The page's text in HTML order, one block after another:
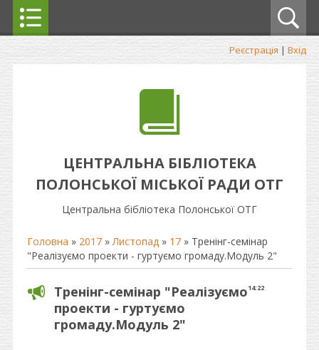
Реєстрація | Вхід
ЦЕНТРАЛЬНА БІБЛІОТЕКА
ПОЛОНСЬКОЇ МІСЬКОЇ РАДИ ОТГ
Центральна бібліотека Полонської ОТГ
Головна » 2017 » Листопад » 17 » Тренінг-семінар
"Реалізуємо проекти - гуртуємо громаду.Модуль 2"
14:22
Тренінг-семінар "Реалізуємо
проекти - гуртуємо
громаду.Модуль 2"